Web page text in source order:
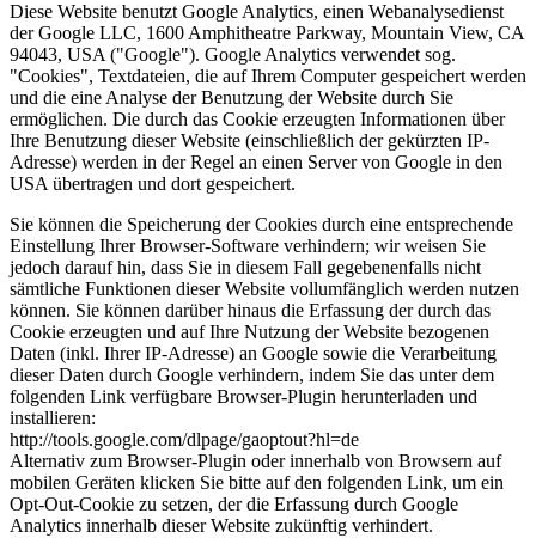
Diese Website benutzt Google Analytics, einen Webanalysedienst
der Google LLC, 1600 Amphitheatre Parkway, Mountain View, CA
94043, USA ("Google"). Google Analytics verwendet sog.
"Cookies", Textdateien, die auf Ihrem Computer gespeichert werden
und die eine Analyse der Benutzung der Website durch Sie
ermöglichen. Die durch das Cookie erzeugten Informationen über
Ihre Benutzung dieser Website (einschließlich der gekürzten IP-
Adresse) werden in der Regel an einen Server von Google in den
USA übertragen und dort gespeichert.
Sie können die Speicherung der Cookies durch eine entsprechende
Einstellung Ihrer Browser-Software verhindern; wir weisen Sie
jedoch darauf hin, dass Sie in diesem Fall gegebenenfalls nicht
sämtliche Funktionen dieser Website vollumfänglich werden nutzen
können. Sie können darüber hinaus die Erfassung der durch das
Cookie erzeugten und auf Ihre Nutzung der Website bezogenen
Daten (inkl. Ihrer IP-Adresse) an Google sowie die Verarbeitung
dieser Daten durch Google verhindern, indem Sie das unter dem
folgenden Link verfügbare Browser-Plugin herunterladen und
installieren:
http://tools.google.com/dlpage/gaoptout?hl=de
Alternativ zum Browser-Plugin oder innerhalb von Browsern auf
mobilen Geräten klicken Sie bitte auf den folgenden Link, um ein
Opt-Out-Cookie zu setzen, der die Erfassung durch Google
Analytics innerhalb dieser Website zukünftig verhindert.